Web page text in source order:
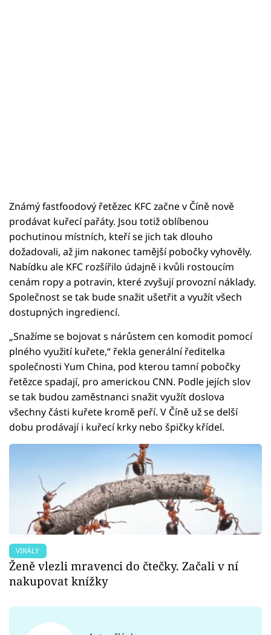
Známý fastfoodový řetězec KFC začne v Číně nově
prodávat kuřecí pařáty. Jsou totiž oblíbenou
pochutinou místních, kteří se jich tak dlouho
dožadovali, až jim nakonec tamější pobočky vyhověly.
Nabídku ale KFC rozšířilo údajně i kvůli rostoucím
cenám ropy a potravin, které zvyšují provozní náklady.
Společnost se tak bude snažit ušetřit a využít všech
dostupných ingrediencí.
„Snažíme se bojovat s nárůstem cen komodit pomocí
plného využití kuřete,“ řekla generální ředitelka
společnosti Yum China, pod kterou tamní pobočky
řetězce spadají, pro americkou CNN. Podle jejích slov
se tak budou zaměstnanci snažit využít doslova
všechny části kuřete kromě peří. V Číně už se delší
dobu prodávají i kuřecí krky nebo špičky křídel.
VIRÁLY
Ženě vlezli mravenci do čtečky. Začali v ní
nakupovat knížky